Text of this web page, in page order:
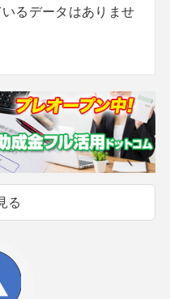
るデータはありませ
る